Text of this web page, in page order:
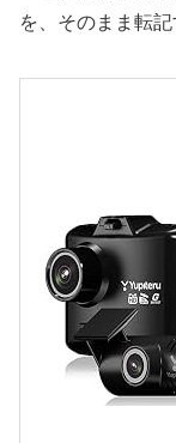
を、そのまま転記